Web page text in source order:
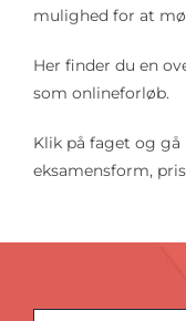
Vejledning
Tilmeld
mulighed for at
Her finder du en
som onlineforløb.
Klik på faget og
eksamensform,